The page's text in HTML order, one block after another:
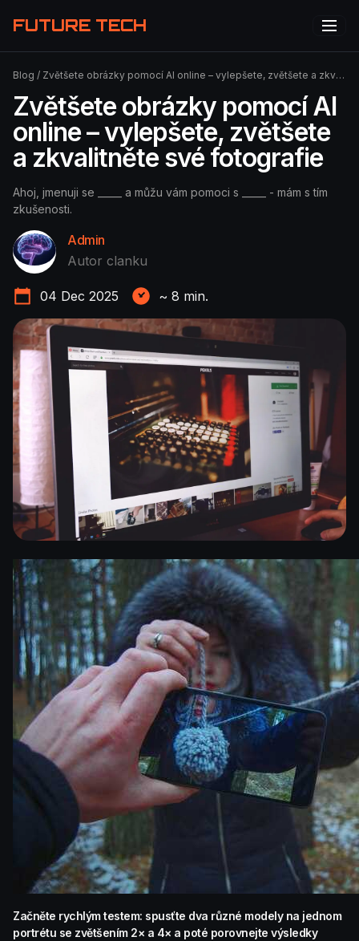
FUTURE TECH
Blog / Zvětšete obrázky pomocí AI online – vylepšete, zvětšete a zkvalitněte své fotografie
Zvětšete obrázky pomocí AI
online – vylepšete, zvětšete
a zkvalitněte své fotografie
Ahoj, jmenuji se _____ a můžu vám pomoci s _____ - mám s tím
zkušenosti.
Admin
Autor clanku
04 Dec 2025 ~ 8 min.
Začněte rychlým testem: spusťte dva různé modely na jednom
portrétu se zvětšením 2× a 4× a poté porovnejte výsledky